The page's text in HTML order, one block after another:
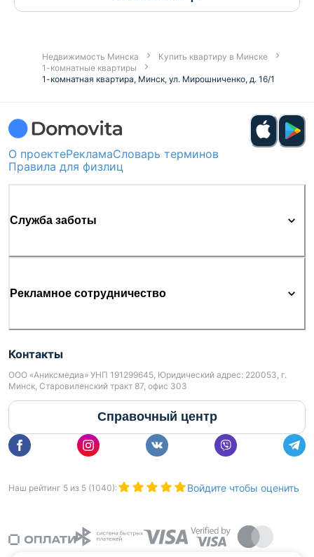
Недвижимость Минска
Купить квартиру в Минске
1-комнатные квартиры
1-комнатная квартира, Минск, ул. Мирошниченко, д. 16/1
О проектеРекламаСловарь терминов
Правила для физлиц
Служба заботы
Рекламное сотрудничество
Контакты
ООО «Аниксмедиа» УНП 191299645, Юридический адрес: 220053, г.
Минск, Старовиленский тракт 87, офис 303
Справочный центр
Наш рейтинг 5 из 5 (1040): Войдите чтобы оценить